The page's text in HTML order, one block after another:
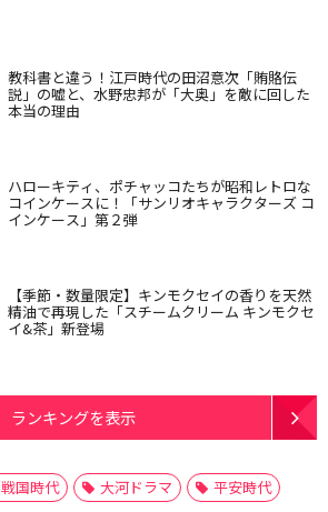
教科書と違う！江戸時代の田沼意次「賄賂伝
説」の嘘と、水野忠邦が「大奥」を敵に回した
本当の理由
ハローキティ、ポチャッコたちが昭和レトロな
コインケースに！「サンリオキャラクターズ コ
インケース」第２弾
【季節・数量限定】キンモクセイの香りを天然
精油で再現した「スチームクリーム キンモクセ
イ&茶」新登場
ランキングを表示
戦国時代 大河ドラマ
平安時代